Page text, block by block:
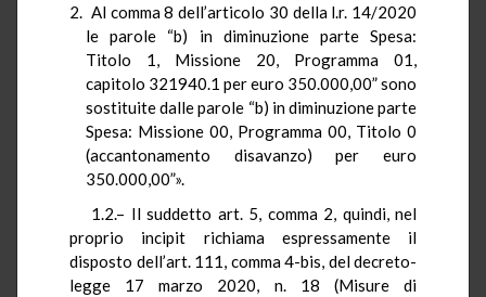
Al comma 8 dell’articolo 30 della l.r. 14/2020
le parole “b) in diminuzione parte Spesa:
Titolo 1, Missione 20, Programma 01,
capitolo 321940.1 per euro 350.000,00” sono
sostituite dalle parole “b) in diminuzione parte
Spesa: Missione 00, Programma 00, Titolo 0
(accantonamento disavanzo) per euro
350.000,00”».
1.2.– Il suddetto art. 5, comma 2, quindi, nel
proprio incipit richiama espressamente il
disposto dell’art. 111, comma 4-bis, del decreto-
legge 17 marzo 2020, n. 18 (Misure di